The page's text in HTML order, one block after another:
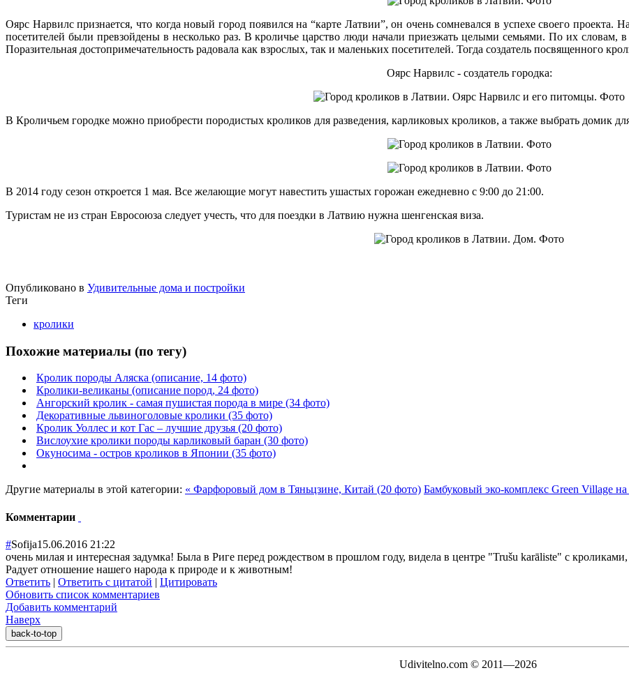
Оярс Нарвилс признается, что когда новый город появился на “карте Латвии”, он очень сомневался в успехе своего проекта.
посетителей были превзойдены в несколько раз. В кроличье царство люди начали приезжать целыми семьями. По их словам,
Поразительная достопримечательность радовала как взрослых, так и маленьких посетителей. Тогда создатель посвященного
Оярс Нарвилс - создатель городка:
В Кроличьем городке можно приобрести породистых кроликов для разведения, карликовых кроликов, а также выбрать домик
В 2014 году сезон откроется 1 мая. Все желающие могут навестить ушастых горожан ежедневно с 9:00 до 21:00.
Туристам не из стран Евросоюза следует учесть, что для поездки в Латвию нужна шенгенская виза.
Опубликовано в Удивительные дома и постройки
Теги
кролики
Похожие материалы (по тегу)
Кролик породы Аляска (описание, 14 фото)
Кролики-великаны (описание пород, 24 фото)
Ангорский кролик - самая пушистая порода в мире (34 фото)
Декоративные львиноголовые кролики (35 фото)
Кролик Уоллес и кот Гас – лучшие друзья (20 фото)
Вислоухие кролики породы карликовый баран (30 фото)
Окуносима - остров кроликов в Японии (35 фото)
Другие материалы в этой категории: « Фарфоровый дом в Тяньцзине, Китай (20 фото) Бамбуковый эко-комплекс Green Village
Комментарии
#Sofija15.06.2016 21:22
очень милая и интересная задумка! Была в Риге перед рождеством в прошлом году, видела в центре "Trušu karāliste" с
Радует отношение нашего народа к природе и к животным!
Ответить | Ответить с цитатой | Цитировать
Обновить список комментариев
Добавить комментарий
Наверх
back-to-top
Udivitelno.com © 2011—2026